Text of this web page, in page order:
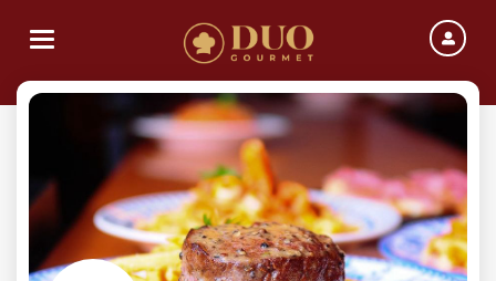
Toggle navigation